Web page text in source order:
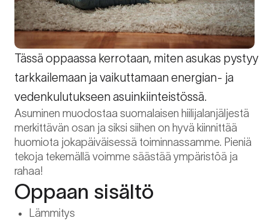
Tässä oppaassa kerrotaan, miten asukas pystyy
tarkkailemaan ja vaikuttamaan energian- ja
vedenkulutukseen asuinkiinteistössä.
Asuminen muodostaa suomalaisen hiilijalanjäljestä
merkittävän osan ja siksi siihen on hyvä kiinnittää
huomiota jokapäiväisessä toiminnassamme. Pieniä
tekoja tekemällä voimme säästää ympäristöä ja
rahaa!
Oppaan sisältö
Lämmitys